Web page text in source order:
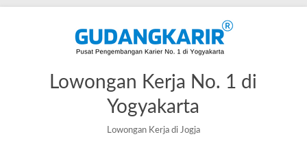
Lowongan Kerja No. 1 di
Yogyakarta
Lowongan Kerja di Jogja